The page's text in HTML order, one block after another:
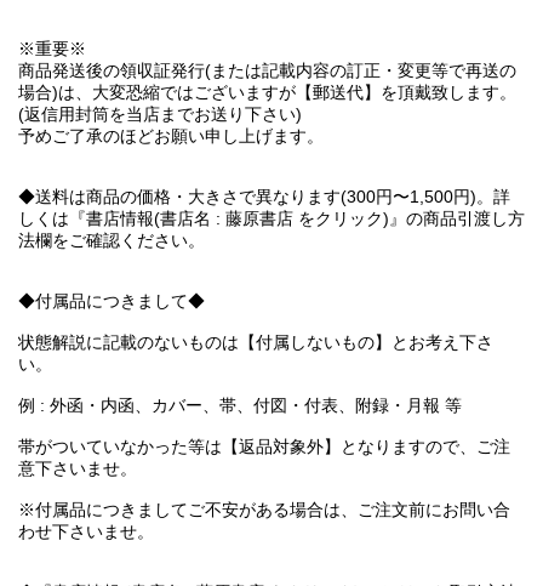
※重要※
商品発送後の領収証発行(または記載内容の訂正・変更等で再送の
場合)は、大変恐縮ではございますが【郵送代】を頂戴致します。
(返信用封筒を当店までお送り下さい)
予めご了承のほどお願い申し上げます。
◆送料は商品の価格・大きさで異なります(300円〜1,500円)。詳
しくは『書店情報(書店名 : 藤原書店 をクリック)』の商品引渡し方
法欄をご確認ください。
◆付属品につきまして◆
状態解説に記載のないものは【付属しないもの】とお考え下さ
い。
例 : 外函・内函、カバー、帯、付図・付表、附録・月報 等
帯がついていなかった等は【返品対象外】となりますので、ご注
意下さいませ。
※付属品につきましてご不安がある場合は、ご注文前にお問い合
わせ下さいませ。